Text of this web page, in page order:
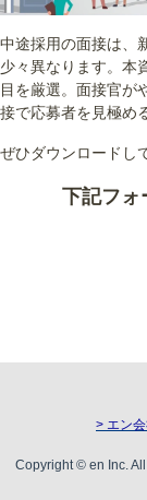
中途採用の面接は、
少々異なります。本
目を厳選。面接官が
接で応募者を見極め
ぜひダウンロードし
下記フォ
> エン
Copyright © en Inc.